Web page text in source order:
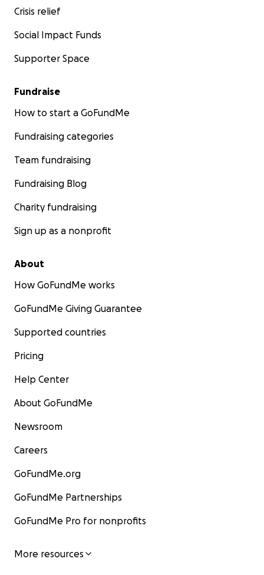
Crisis relief
Social Impact Funds
Supporter Space
Fundraise
How to start a GoFundMe
Fundraising categories
Team fundraising
Fundraising Blog
Charity fundraising
Sign up as a nonprofit
About
How GoFundMe works
GoFundMe Giving Guarantee
Supported countries
Pricing
Help Center
About GoFundMe
Newsroom
Careers
GoFundMe.org
GoFundMe Partnerships
GoFundMe Pro for nonprofits
More resources